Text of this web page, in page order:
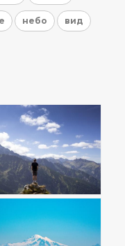
небо вид